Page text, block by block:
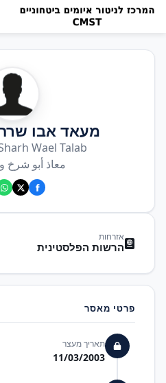
מעאד אבו
Wael Talab
معاذ أبو شرخ
אזרחות
הרשות הפלסטינית
פרטי מאסר
תאריך מעצר
11/03/2003